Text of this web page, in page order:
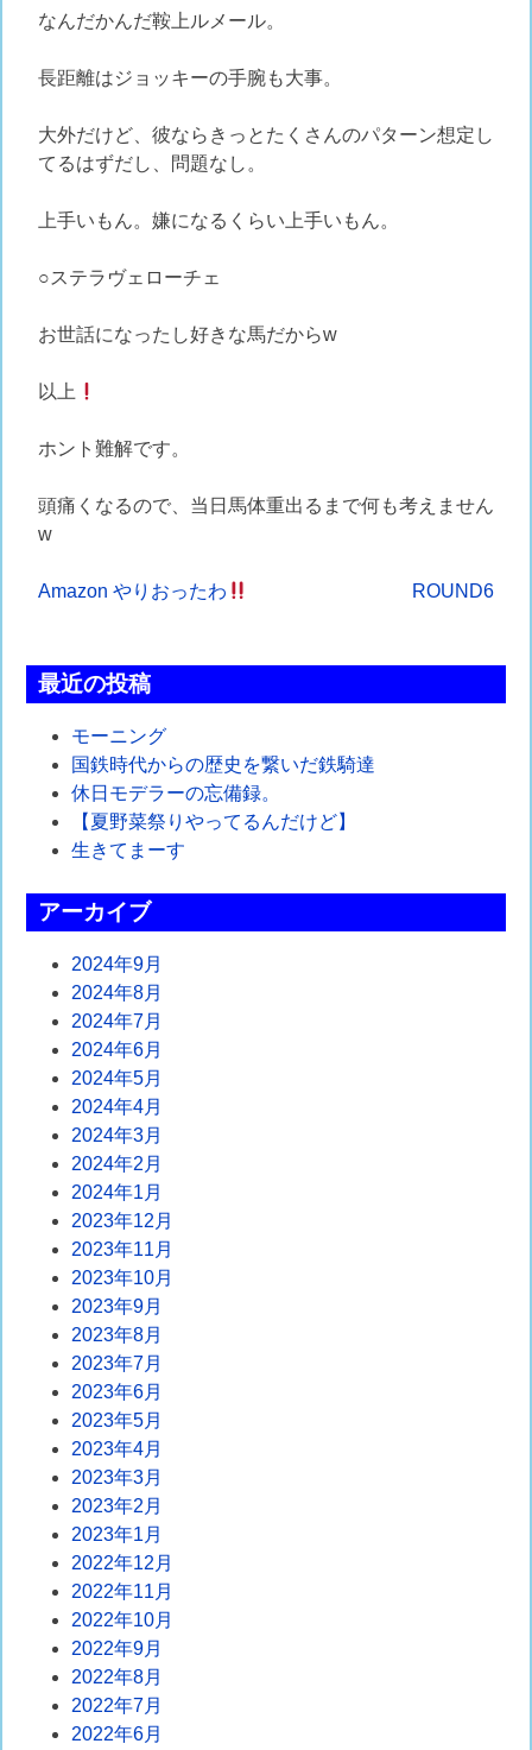
なんだかんだ鞍上ルメール。
長距離はジョッキーの手腕も大事。
大外だけど、彼ならきっとたくさんのパターン想定し
てるはずだし、問題なし。
上手いもん。嫌になるくらい上手いもん。
○ステラヴェローチェ
お世話になったし好きな馬だからw
以上
ホント難解です。
頭痛くなるので、当日馬体重出るまで何も考えません
w
投
ナ
ビ
ゲ
ー
シ
ョ
ン
Amazon やりおったわ ROUND6
最近の投稿
モーニング
国鉄時代からの歴史を繋いだ鉄騎達
休日モデラーの忘備録。
【夏野菜祭りやってるんだけど】
生きてまーす
アーカイブ
2024年9月
2024年8月
2024年7月
2024年6月
2024年5月
2024年4月
2024年3月
2024年2月
2024年1月
2023年12月
2023年11月
2023年10月
2023年9月
2023年8月
2023年7月
2023年6月
2023年5月
2023年4月
2023年3月
2023年2月
2023年1月
2022年12月
2022年11月
2022年10月
2022年9月
2022年8月
2022年7月
2022年6月